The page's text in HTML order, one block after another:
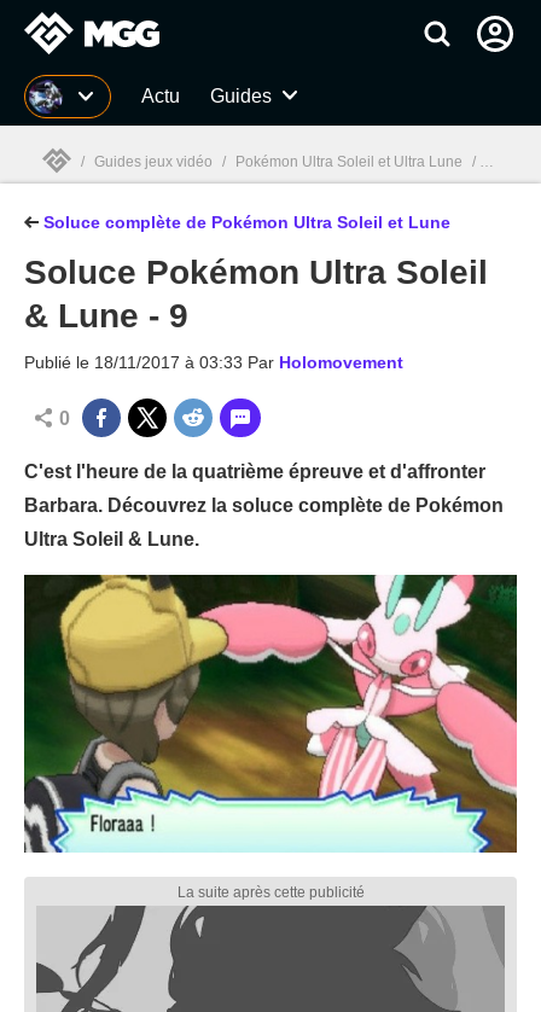
MGG Actu Guides
MGG
/ Guides jeux vidéo / Pokémon Ultra Soleil et Ultra Lune / Soluce
Soluce complète de Pokémon Ultra Soleil et Lune
Soluce Pokémon Ultra Soleil
& Lune - 9
Publié le 18/11/2017 à 03:33 Par Holomovement
0
C'est l'heure de la quatrième épreuve et d'affronter
Barbara. Découvrez la soluce complète de Pokémon
Ultra Soleil & Lune.